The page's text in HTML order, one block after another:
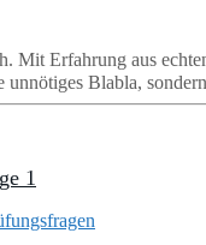
Mit Erfahrung aus
Blabla,
1